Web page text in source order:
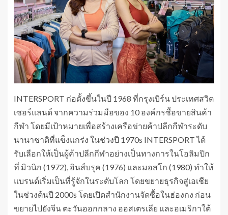
INTERSPORT ก่อตั้งขึ้นในปี 1968 ที่กรุงเบิร์น ประเทศสวิต
เซอร์แลนด์ จากความร่วมมือของ 10 องค์กรซื้อขายสินค้า
กีฬา โดยมีเป้าหมายเพื่อสร้างเครือข่ายค้าปลีกกีฬาระดับ
นานาชาติที่แข็งแกร่ง ในช่วงปี 1970s INTERSPORT ได้
รับเลือกให้เป็นผู้ค้าปลีกกีฬาอย่างเป็นทางการในโอลิมปิก
ที่ มิวนิก (1972), อินส์บรุค (1976) และมอสโก (1980) ทำให้
แบรนด์เริ่มเป็นที่รู้จักในระดับโลก โดยขยายธุรกิจสู่เอเชีย
ในช่วงต้นปี 2000s โดยเปิดสำนักงานจัดซื้อในฮ่องกง ก่อน
ขยายไปยังจีน ตะวันออกกลาง ออสเตรเลีย และอเมริกาใต้